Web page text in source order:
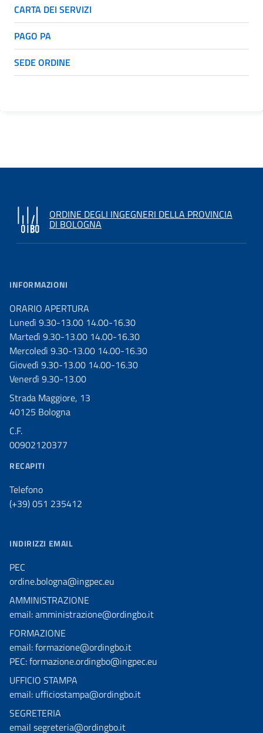
CARTA DEI SERVIZI
PAGO PA
SEDE ORDINE
ORDINE DEGLI INGEGNERI DELLA PROVINCIA
DI BOLOGNA
INFORMAZIONI
ORARIO APERTURA
Lunedì 9.30-13.00 14.00-16.30
Martedì 9.30-13.00 14.00-16.30
Mercoledì 9.30-13.00 14.00-16.30
Giovedì 9.30-13.00 14.00-16.30
Venerdì 9.30-13.00
Strada Maggiore, 13
40125 Bologna
C.F.
00902120377
RECAPITI
Telefono
(+39) 051 235412
INDIRIZZI EMAIL
PEC
ordine.bologna@ingpec.eu
AMMINISTRAZIONE
email: amministrazione@ordingbo.it
FORMAZIONE
email: formazione@ordingbo.it
PEC: formazione.ordingbo@ingpec.eu
UFFICIO STAMPA
email: ufficiostampa@ordingbo.it
SEGRETERIA
email segreteria@ordingbo.it